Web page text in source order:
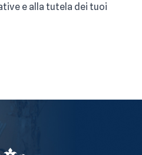
e alla tutela dei tuoi